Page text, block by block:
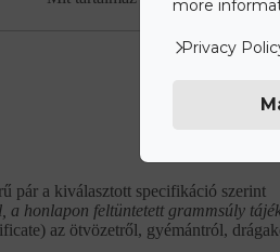
pár a kiválasztott specifikáció szerint
a honlapon feltüntetett grammsúly
az ötvözetről, gyémántról,
more
Privacy